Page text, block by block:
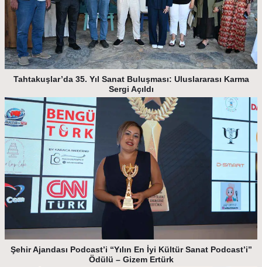
Tahtakuşlar’da 35. Yıl Sanat Buluşması: Uluslararası Karma
Sergi Açıldı
Şehir Ajandası Podcast’i “Yılın En İyi Kültür Sanat Podcast’i”
Ödülü – Gizem Ertürk